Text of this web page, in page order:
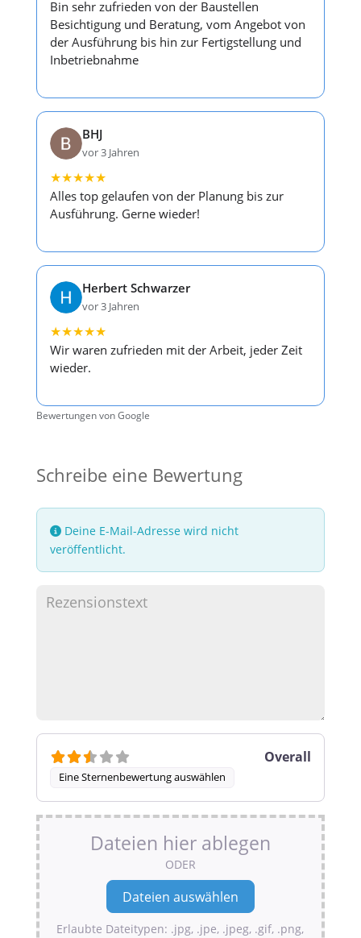
Bin sehr zufrieden von der Baustellen
Besichtigung und Beratung, vom Angebot von
der Ausführung bis hin zur Fertigstellung und
Inbetriebnahme
BHJ
vor 3 Jahren
★★★★★
Alles top gelaufen von der Planung bis zur
Ausführung. Gerne wieder!
Herbert Schwarzer
vor 3 Jahren
★★★★★
Wir waren zufrieden mit der Arbeit, jeder Zeit
wieder.
Bewertungen von Google
Schreibe eine Bewertung
Deine E-Mail-Adresse wird nicht
veröffentlicht.
Eine Sternenbewertung auswählen
Overall
Dateien hier ablegen
ODER
Erlaubte Dateitypen: .jpg, .jpe, .jpeg, .gif, .png,